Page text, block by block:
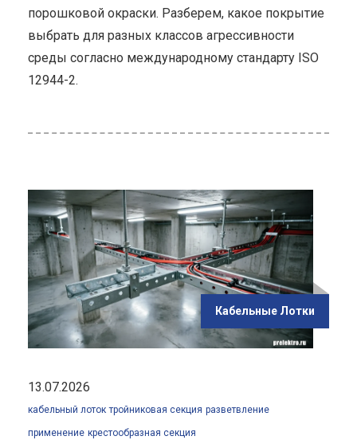
порошковой окраски. Разберем, какое покрытие
выбрать для разных классов агрессивности
среды согласно международному стандарту ISO
12944-2.
Кабельные Лотки
13.07.2026
кабельный лоток тройниковая секция разветвление
применение крестообразная секция